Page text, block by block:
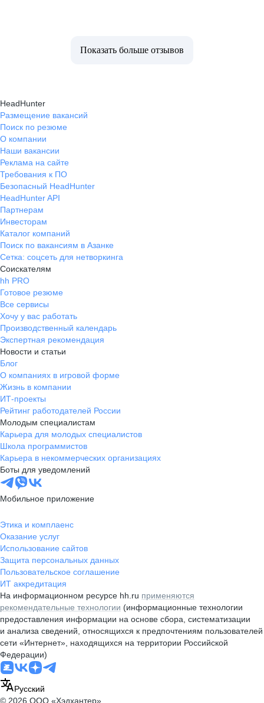
Показать больше отзывов
HeadHunter
Размещение вакансий
Поиск по резюме
О компании
Наши вакансии
Реклама на сайте
Требования к ПО
Безопасный HeadHunter
HeadHunter API
Партнерам
Инвесторам
Каталог компаний
Поиск по вакансиям в Азанке
Сетка: соцсеть для нетворкинга
Соискателям
hh PRO
Готовое резюме
Все сервисы
Хочу у вас работать
Производственный календарь
Экспертная рекомендация
Новости и статьи
Блог
О компаниях в игровой форме
Жизнь в компании
ИТ-проекты
Рейтинг работодателей России
Молодым специалистам
Карьера для молодых специалистов
Школа программистов
Карьера в некоммерческих организациях
Боты для уведомлений
Мобильное приложение
Этика и комплаенс
Оказание услуг
Использование сайтов
Защита персональных данных
Пользовательское соглашение
ИТ аккредитация
На информационном ресурсе hh.ru применяются
рекомендательные технологии (информационные технологии
предоставления информации на основе сбора, систематизации
и анализа сведений, относящихся к предпочтениям пользователей
сети «Интернет», находящихся на территории Российской
Федерации)
Русский
© 2026 ООО «Хэдхантер»